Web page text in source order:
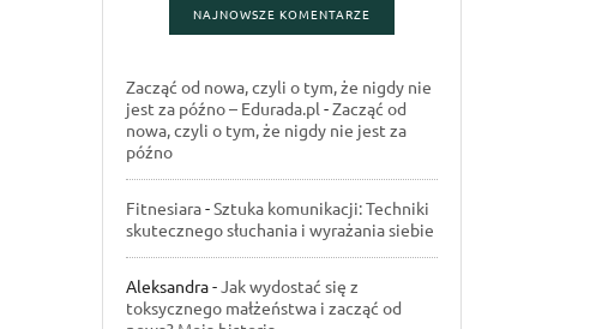
NAJNOWSZE KOMENTARZE
Zacząć od nowa, czyli o tym, że nigdy nie
jest za późno – Edurada.pl -Zacząć od
nowa, czyli o tym, że nigdy nie jest za
późno
Fitnesiara-Sztuka komunikacji: Techniki
skutecznego słuchania i wyrażania siebie
Aleksandra-Jak wydostać się z
toksycznego małżeństwa i zacząć od